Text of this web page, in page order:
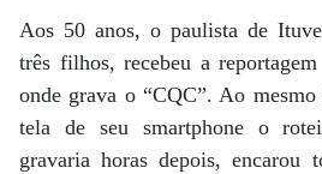
Aos 50 anos, o paulista de
três filhos, recebeu a
onde grava o “CQC”. Ao
tela de seu smartphone o
gravaria horas depois, encarou